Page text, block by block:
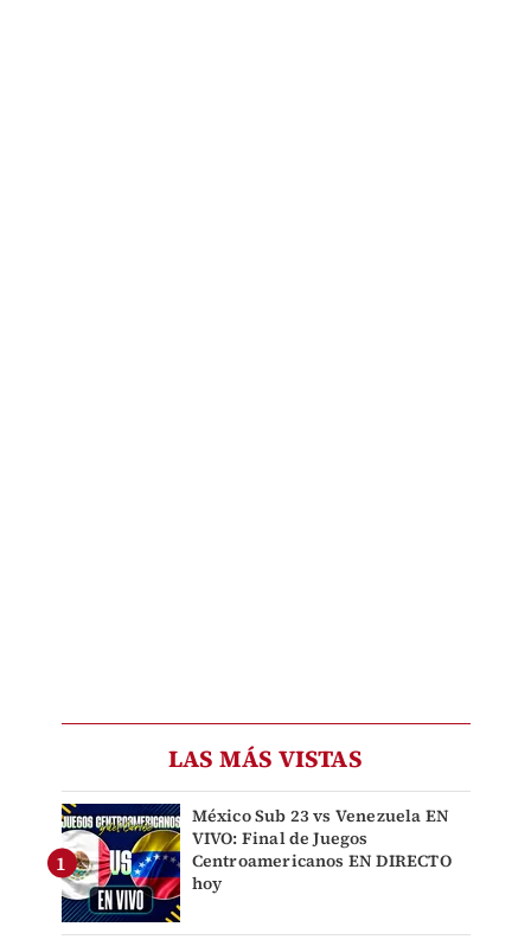
LAS MÁS VISTAS
México Sub 23 vs Venezuela EN
VIVO: Final de Juegos
Centroamericanos EN DIRECTO
hoy